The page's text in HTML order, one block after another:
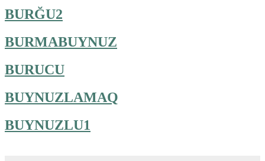
BURĞU2
BURMABUYNUZ
BURUCU
BUYNUZLAMAQ
BUYNUZLU1